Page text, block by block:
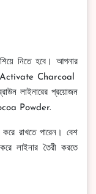
নিতে হবে। আপনার
Activate Charcoal
লাইনারের প্রয়োজন
Powder.
রাখতে পারেন। বেশ
লাইনার তৈরী করতে